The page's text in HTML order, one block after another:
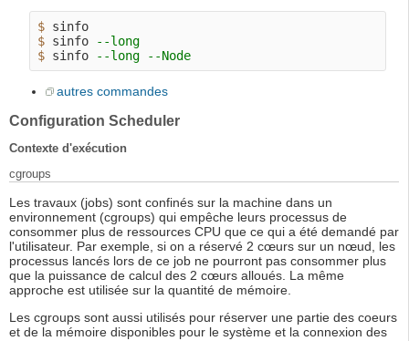
$
$ sinfo
--long
$ sinfo --long --Node
autres commandes
Configuration Scheduler
Contexte d'exécution
cgroups
Les travaux (jobs) sont confinés sur la machine dans un
environnement (cgroups) qui empêche leurs processus de
consommer plus de ressources CPU que ce qui a été demandé par
l'utilisateur. Par exemple, si on a réservé 2 cœurs sur un nœud, les
processus lancés lors de ce job ne pourront pas consommer plus
que la puissance de calcul des 2 cœurs alloués. La même
approche est utilisée sur la quantité de mémoire.
Les cgroups sont aussi utilisés pour réserver une partie des coeurs
et de la mémoire disponibles pour le système et la connexion des